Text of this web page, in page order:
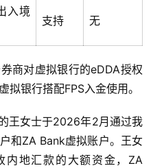
入境
支持 无
商对虚拟银行的eDDA授权
拟银行搭配FPS入金使用。
王女士于2026年2月通过我
和ZA Bank虚拟账户。王女
内地汇款的大额资金，ZA